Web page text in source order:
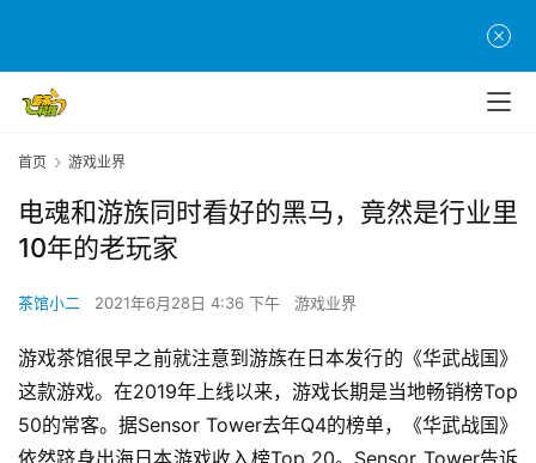
首页 游戏业界
电魂和游族同时看好的黑马，竟然是行业里
10年的老玩家
茶馆小二 2021年6月28日 4:36 下午 游戏业界
游戏茶馆很早之前就注意到游族在日本发行的《华武战国》
这款游戏。在2019年上线以来，游戏长期是当地畅销榜Top
50的常客。据Sensor Tower去年Q4的榜单，《华武战国》